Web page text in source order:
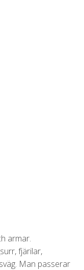
armar.
fjärilar,
Man passerar